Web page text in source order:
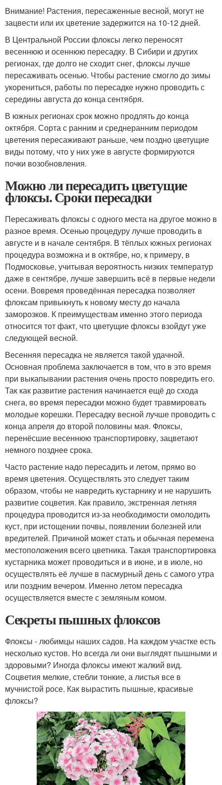
Внимание! Растения, пересаженные весной, могут не
зацвести или их цветение задержится на 10-12 дней.
В Центральной России флоксы легко переносят
весеннюю и осеннюю пересадку. В Сибири и других
регионах, где долго не сходит снег, флоксы лучше
пересаживать осенью. Чтобы растение смогло до зимы
укорениться, работы по пересадке нужно проводить с
середины августа до конца сентября.
В южных регионах срок можно продлять до конца
октября. Сорта с ранним и среднеранним периодом
цветения пересаживают раньше, чем поздно цветущие
виды потому, что у них уже в августе формируются
почки возобновления.
Можно ли пересадить цветущие
флоксы. Сроки пересадки
Пересаживать флоксы с одного места на другое можно в
разное время. Осенью процедуру лучше проводить в
августе и в начале сентября. В тёплых южных регионах
процедура возможна и в октябре, но, к примеру, в
Подмосковье, учитывая вероятность низких температур
даже в сентябре, лучше завершить всё в первые недели
осени. Вовремя проведённая пересадка позволяет
флоксам привыкнуть к новому месту до начала
заморозков. К преимуществам именно этого периода
относится тот факт, что цветущие флоксы взойдут уже
следующей весной.
Весенняя пересадка не является такой удачной.
Основная проблема заключается в том, что в это время
при выкапывании растения очень просто повредить его.
Так как развитие растения начинается ещё до схода
снега, во время пересадки можно будет травмировать
молодые корешки. Пересадку весной лучше проводить с
конца апреля до второй половины мая. Флоксы,
перенёсшие весеннюю транспортировку, зацветают
немного позднее срока.
Часто растение надо пересадить и летом, прямо во
время цветения. Осуществлять это следует таким
образом, чтобы не навредить кустарнику и не нарушить
развитие соцветия. Как правило, экстренная летняя
процедура проводится из-за необходимости омолодить
куст, при истощении почвы, появлении болезней или
вредителей. Причиной может стать и обычная перемена
местоположения всего цветника. Такая транспортировка
кустарника может проводиться и в июне, и в июле, но
осуществлять её лучше в пасмурный день с самого утра
или поздним вечером. Именно летом пересадка
осуществляется вместе с земляным комом.
Секреты пышных флоксов
Флоксы ­- любимцы наших садов. На каждом участке есть
несколько кустов. Но всегда ли они выглядят пышными и
здоровыми? Иногда флоксы имеют жалкий вид.
Соцветия мелкие, стебли тонкие, а листья все в
мучнистой росе. Как вырастить пышные, красивые
флоксы?